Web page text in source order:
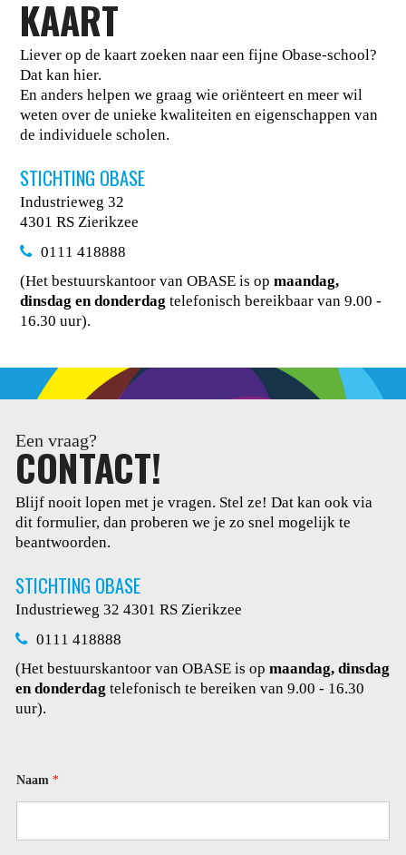
KAART
Liever op de kaart zoeken naar een fijne Obase-school?
Dat kan hier.
En anders helpen we graag wie oriënteert en meer wil
weten over de unieke kwaliteiten en eigenschappen van
de individuele scholen.
STICHTING OBASE
Industrieweg 32
4301 RS Zierikzee
0111 418888
(Het bestuurskantoor van OBASE is opmaandag,
dinsdag en donderdag telefonisch bereikbaar van 9.00 -
16.30 uur).
Een vraag?
CONTACT!
Blijf nooit lopen met je vragen. Stel ze! Dat kan ook via
dit formulier, dan proberen we je zo snel mogelijk te
beantwoorden.
STICHTING OBASE
Industrieweg 32 4301 RS Zierikzee
0111 418888
(Het bestuurskantoor van OBASE is opmaandag, dinsdag
en donderdagtelefonisch te bereiken van 9.00 - 16.30
uur).
Naam*